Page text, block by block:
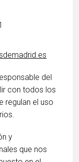
del
con todos los
regulan el uso
y
que nos